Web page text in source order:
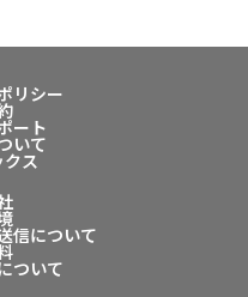
リシー
ート
いて
ス
信について
ついて